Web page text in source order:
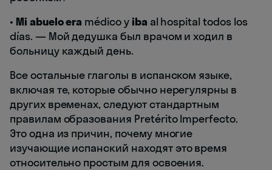
• Mi abuelo era médico yiba al hospital todos los
días. — Мой дедушка был врачом и ходил в
больницу каждый день.
Все остальные глаголы в испанском языке,
включая те, которые обычно нерегулярны в
других временах, следуют стандартным
правилам образования Pretérito Imperfecto.
Это одна из причин, почему многие
изучающие испанский находят это время
относительно простым для освоения.